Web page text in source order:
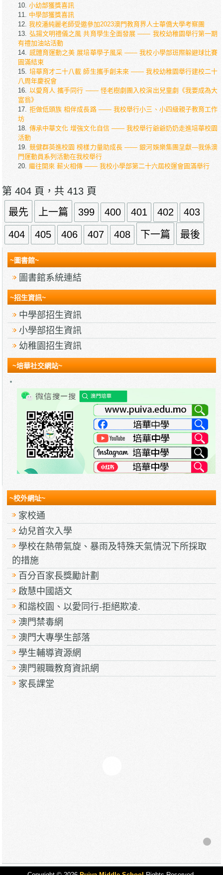
小幼部獲獎喜訊
中學部獲獎喜訊
我校潘純麗老師受邀參加2023澳門教育界人士華僑大學考察團
弘揚文明禮儀之風 共育學生全面發展 —— 我校幼稚園舉行第一期
有禮加油站活動
感體育運動之美 展培華學子風采 —— 我校小學部班際躲避球比賽
圓滿結束
培華育才二十八載 師生攜手創未來 —— 我校幼稚園舉行建校二十
八周年慶祝會
以愛育人 攜手同行 —— 怪老樹劇團入校演出兒童劇《我要成為大
富翁》
拒做低頭族 相伴成長路 —— 我校舉行小三、小四級親子教育工作
坊
傳承中華文化 增強文化自信 —— 我校舉行爺爺奶奶走進培華校園
活動
競健群英進校園 榜樣力量助成長 —— 銀河娛樂集團呈獻—我係澳
門運動員系列活動在我校舉行
繼往開來 薪火相傳 —— 我校小學部第二十六屆校運會圓滿舉行
第 404 頁，共 413 頁
最先
上一篇 399 400 401 402 403
404 405 406 407 408 下一篇 最後
~圖書館~
圖書館系統連結
~招生資訊~
中學部招生資訊
小學部招生資訊
幼稚園招生資訊
~培華社交網站~
~校外網址~
家校通
幼兒首次入學
學校在熱帶氣旋、暴雨及特殊天氣情況下所採取
的措施
百分百家長獎勵計劃
啟慧中國語文
和諧校園、以愛同行-拒絕欺凌.
澳門禁毒網
澳門大專學生部落
學生輔導資源網
澳門親職教育資訊網
家長課堂